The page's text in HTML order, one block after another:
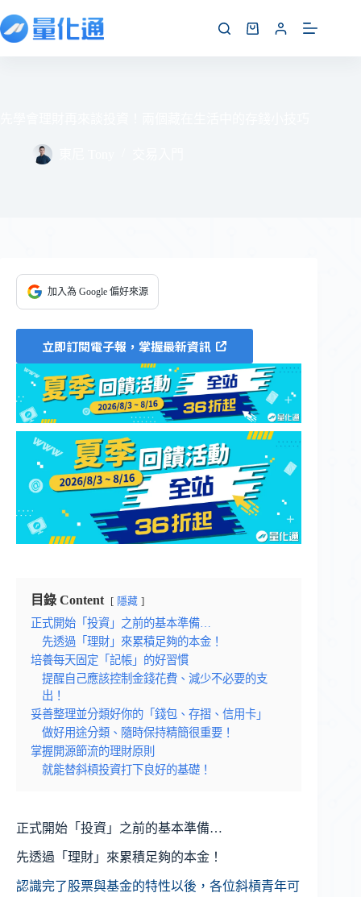
加入為 Google 偏好來源
立即訂閱電子報，掌握最新資訊
目錄 Content 隱藏
正式開始「投資」之前的基本準備…
先透過「理財」來累積足夠的本金！
培養每天固定「記帳」的好習慣
提醒自己應該控制金錢花費、減少不必要的支
出！
妥善整理並分類好你的「錢包、存摺、信用卡」
做好用途分類、隨時保持精簡很重要！
掌握開源節流的理財原則
就能替斜槓投資打下良好的基礎！
正式開始「投資」之前的基本準備…
先透過「理財」來累積足夠的本金！
認識完了股票與基金的特性以後，各位斜槓青年可